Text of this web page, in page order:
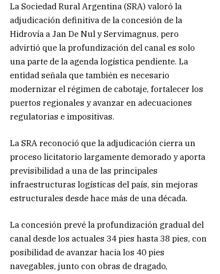
La Sociedad Rural Argentina (SRA) valoró la
adjudicación definitiva de la concesión de la
Hidrovía a Jan De Nul y Servimagnus, pero
advirtió que la profundización del canal es solo
una parte de la agenda logística pendiente. La
entidad señala que también es necesario
modernizar el régimen de cabotaje, fortalecer los
puertos regionales y avanzar en adecuaciones
regulatorias e impositivas.
La SRA reconoció que la adjudicación cierra un
proceso licitatorio largamente demorado y aporta
previsibilidad a una de las principales
infraestructuras logísticas del país, sin mejoras
estructurales desde hace más de una década.
La concesión prevé la profundización gradual del
canal desde los actuales 34 pies hasta 38 pies, con
posibilidad de avanzar hacia los 40 pies
navegables, junto con obras de dragado,